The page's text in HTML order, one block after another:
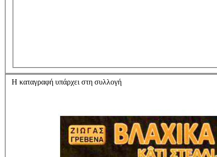
Η καταγραφή υπάρχει στη συλλογή